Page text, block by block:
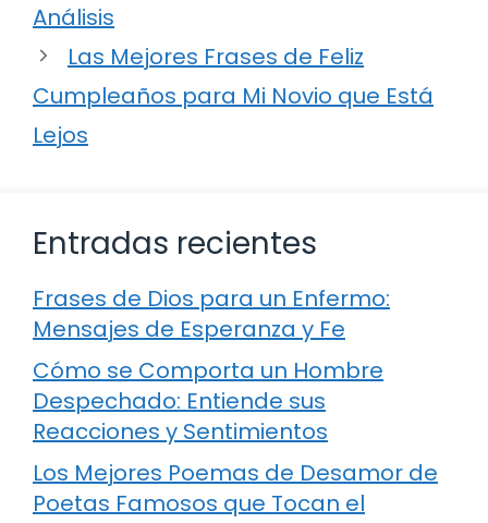
Análisis
Las Mejores Frases de Feliz
Cumpleaños para Mi Novio que Está
Lejos
Entradas recientes
Frases de Dios para un Enfermo:
Mensajes de Esperanza y Fe
Cómo se Comporta un Hombre
Despechado: Entiende sus
Reacciones y Sentimientos
Los Mejores Poemas de Desamor de
Poetas Famosos que Tocan el